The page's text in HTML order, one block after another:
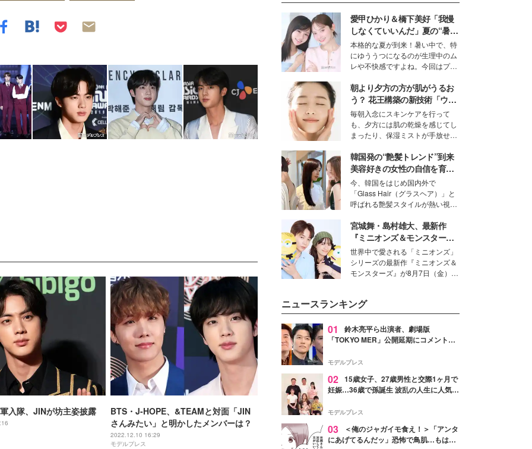
入隊、JINが坊主姿披露
BTS・J-HOPE、&TEAMと対面「JIN
さんみたい」と明かしたメンバーは？
2022.12.10 16:29
モデルプレス
愛甲ひかり＆橋下美好「我慢
しなくていいんだ」夏の“暑さ
対策”の新しい選択肢とは？
本格的な夏が到来！暑い中で、特
にゆううつになるのが生理中のム
レや不快感ですよね。今回はプラ
モデル・愛甲ひかりさんと橋下美
好さんを迎えて本音で女子会トー
ク。猛暑のお出かけを快適に過ご
すヒントや、2人が感動した夏の
生理の新常識にも迫りました。
朝より夕方の方が肌がうるお
う？ 花王構築の新技術「ウォ
ーターキャプチャリングスキ
ン（捕水肌）」がスキンケア
の常識を変える予感
毎朝入念にスキンケアを行って
も、夕方には肌の乾燥を感じてし
まったり、保湿ミストが手放せな
な美容の常識を大きく変える可能
性を秘めた、革新的な「Water
Capturing Skin（ウォーターキャ
プチャリングスキン：捕水肌）」
技術を、花王が構築した。
韓国発の“艶髪トレンド”到来
美容好きの女性の自信を育む
「ヘアケア事情」って？
今、韓国をはじめ国内外で
「Glass Hair（グラスヘア）」と
呼ばれる艶髪スタイルが熱い視線
ションの完成度を高めるベースと
して、“髪そのものの美しさ”に改
めて注目する人が増えている様
子。今回は、そんな憧れの艶やか
な髪を日常で叶える、美容好きの
女性たちのヘアケア事情を紹介し
宮城舞・島村雄大、最新作
『ミニオンズ＆モンスター
ズ』の魅力熱弁 ハチャメチャ
だけじゃない“友情と絆”に感
動
世界中で愛される「ミニオンズ」
シリーズの最新作『ミニオンズ＆
モンスターズ』が8月7日（金）に
デルの宮城舞と島村雄大の特別対
談をお届け！それぞれの視点か
ら、今作ならではの魅力や予想外
の感動をもたらす奥深いストーリ
た。
ニュースランキング
01
鈴木亮平ら出演者、劇場版
「TOKYO MER」公開延期にコメント
最大の敬意とエールを」
モデルプレス
02 15歳女子、27歳男性と交際1ヶ月で
妊娠…36歳で孫誕生 波乱の人生に人気タ
よ！」
モデルプレス
03
＜俺のジャガイモ食え！＞「アンタ
にあげてるんだッ」恐怖で鳥肌…もはや